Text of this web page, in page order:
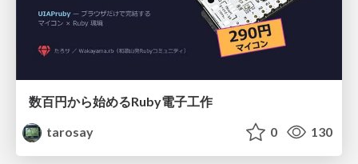
数百円から始めるRuby電子工作
tarosay
0 130